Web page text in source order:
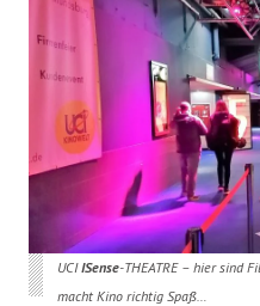
UCIISense-THEATRE – hier sind
macht Kino richtig Spaß…